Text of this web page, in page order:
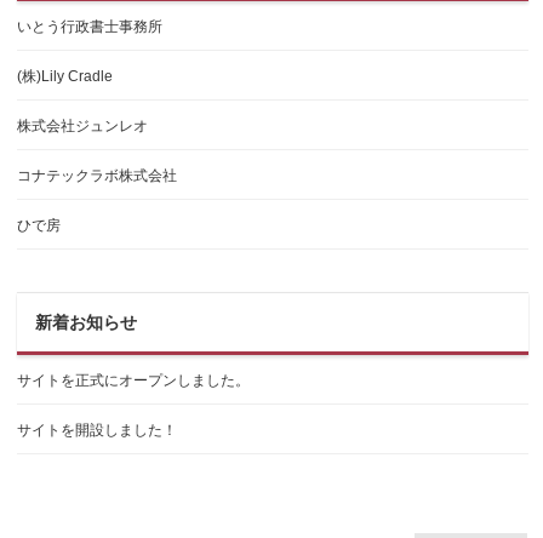
いとう行政書士事務所
(株)Lily Cradle
株式会社ジュンレオ
コナテックラボ株式会社
ひで房
新着お知らせ
サイトを正式にオープンしました。
サイトを開設しました！